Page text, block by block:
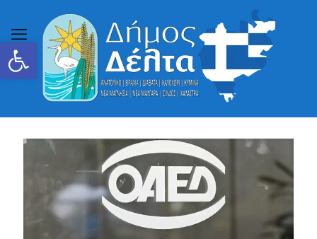
Ανοίξτε τη γραμμή εργαλείων